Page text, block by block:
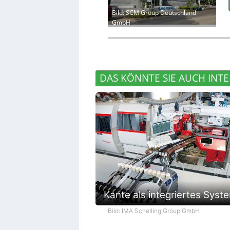
Bild: SCM Group Deutschland
GmbH
DAS KÖNNTE SIE AUCH
Kante als integriertes
Bild: IMA Schelling Group GmbH